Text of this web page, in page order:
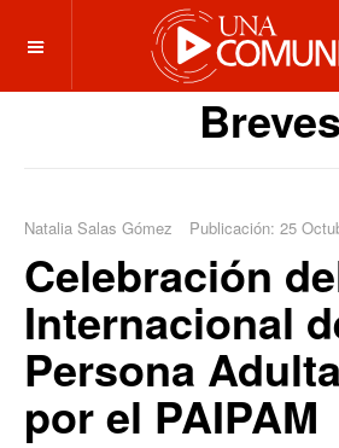
OFF CANVAS
Breves
Natalia Salas Gómez Publicación: 25
Celebración
Internacional
Persona
por el PAIPAM